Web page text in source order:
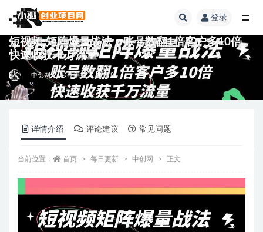
登录
短视频-矩阵爆量战法，账号数翻1倍客户多10倍，
快速收获千万流量
中创网 3 年前 9.9
详情介绍 评论建议 常见问题
当前位置： 首页 每日更新 中创网 正文